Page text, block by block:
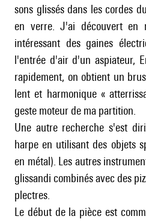
sons glissés dans les cordes
en verre. J'ai découvert en
intéressant des gaines
l'entrée d'air d'un aspiateur,
rapidement, on obtient un
lent et harmonique «
geste moteur de ma partition.
Une autre recherche s'est
harpe en utilisant des objets
en métal). Les autres
glissandi combinés avec des
plectres.
Le début de la pièce est